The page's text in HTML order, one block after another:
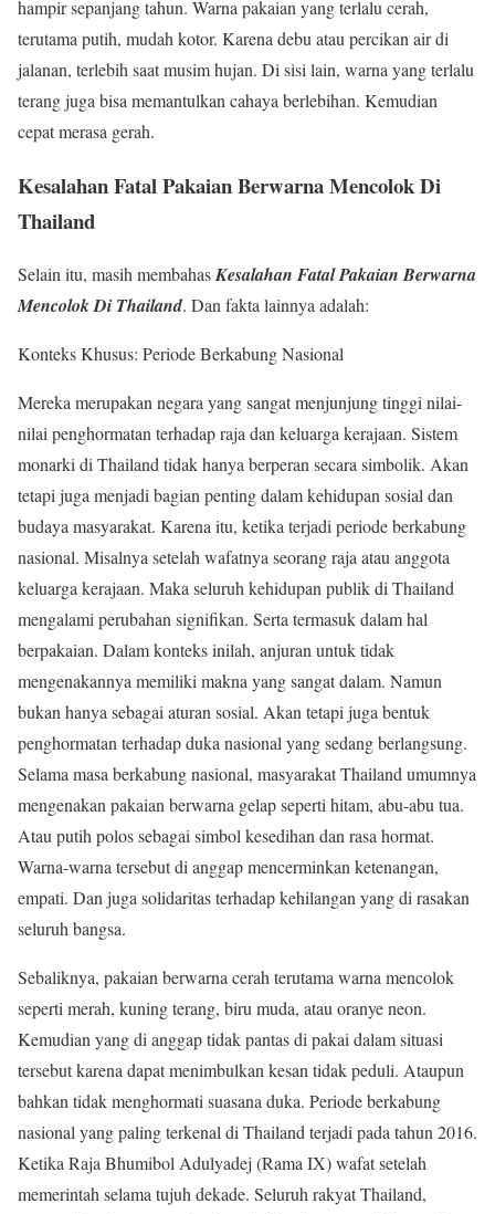
hampir sepanjang tahun. Warna pakaian yang terlalu cerah,
terutama putih, mudah kotor. Karena debu atau percikan air di
jalanan, terlebih saat musim hujan. Di sisi lain, warna yang terlalu
terang juga bisa memantulkan cahaya berlebihan. Kemudian
cepat merasa gerah.
Kesalahan Fatal Pakaian Berwarna Mencolok Di
Thailand
Selain itu, masih membahasKesalahan Fatal Pakaian Berwarna
Mencolok Di Thailand. Dan fakta lainnya adalah:
Konteks Khusus: Periode Berkabung Nasional
Mereka merupakan negara yang sangat menjunjung tinggi nilai-
nilai penghormatan terhadap raja dan keluarga kerajaan. Sistem
monarki di Thailand tidak hanya berperan secara simbolik. Akan
tetapi juga menjadi bagian penting dalam kehidupan sosial dan
budaya masyarakat. Karena itu, ketika terjadi periode berkabung
nasional. Misalnya setelah wafatnya seorang raja atau anggota
keluarga kerajaan. Maka seluruh kehidupan publik di Thailand
mengalami perubahan signifikan. Serta termasuk dalam hal
berpakaian. Dalam konteks inilah, anjuran untuk tidak
mengenakannya memiliki makna yang sangat dalam. Namun
bukan hanya sebagai aturan sosial. Akan tetapi juga bentuk
penghormatan terhadap duka nasional yang sedang berlangsung.
Selama masa berkabung nasional, masyarakat Thailand umumnya
mengenakan pakaian berwarna gelap seperti hitam, abu-abu tua.
Atau putih polos sebagai simbol kesedihan dan rasa hormat.
Warna-warna tersebut di anggap mencerminkan ketenangan,
empati. Dan juga solidaritas terhadap kehilangan yang di rasakan
seluruh bangsa.
Sebaliknya, pakaian berwarna cerah terutama warna mencolok
seperti merah, kuning terang, biru muda, atau oranye neon.
Kemudian yang di anggap tidak pantas di pakai dalam situasi
tersebut karena dapat menimbulkan kesan tidak peduli. Ataupun
bahkan tidak menghormati suasana duka. Periode berkabung
nasional yang paling terkenal di Thailand terjadi pada tahun 2016.
Ketika Raja Bhumibol Adulyadej (Rama IX) wafat setelah
memerintah selama tujuh dekade. Seluruh rakyat Thailand,